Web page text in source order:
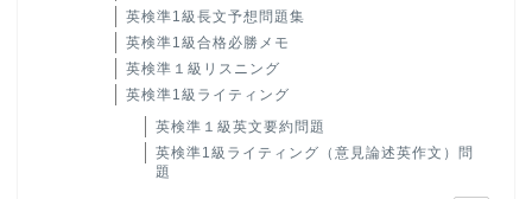
英検準1級長文予想問題集
英検準1級合格必勝メモ
英検準１級リスニング
英検準1級ライティング
英検準１級英文要約問題
英検準1級ライティング（意見論述英作文）問
題